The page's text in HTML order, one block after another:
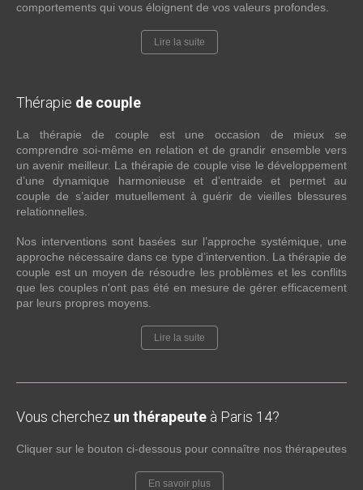
comportements qui vous éloignent de vos valeurs profondes.
Lire la suite
Thérapie de couple
La thérapie de couple est une occasion de mieux se
comprendre soi-même en relation et de grandir ensemble vers
un avenir meilleur. La thérapie de couple vise le développement
d’une dynamique harmonieuse et d’entraide et permet au
couple de s’aider mutuellement à guérir de vieilles blessures
relationnelles.
Nos interventions sont basées sur l’approche systémique, une
approche nécessaire dans ce type d’intervention. La thérapie de
couple est un moyen de résoudre les problèmes et les conflits
que les couples n'ont pas été en mesure de gérer efficacement
par leurs propres moyens.
Lire la suite
Vous cherchez un thérapeute à Paris 14?
Cliquer sur le bouton ci-dessous pour connaître nos thérapeutes
En savoir plus